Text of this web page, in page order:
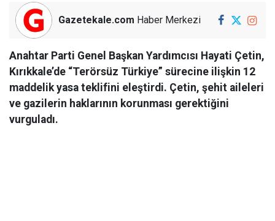
Gazetekale.com Haber Merkezi
Anahtar Parti Genel Başkan Yardımcısı Hayati Çetin,
Kırıkkale’de “Terörsüz Türkiye” sürecine ilişkin 12
maddelik yasa teklifini eleştirdi. Çetin, şehit aileleri
ve gazilerin haklarının korunması gerektiğini
vurguladı.